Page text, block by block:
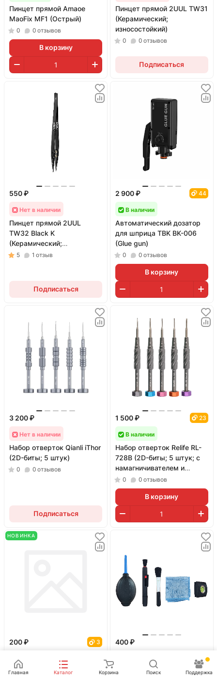
Пинцет прямой Amaoe
MaoFix MF1 (Острый)
0 0 отзывов
В корзину
Пинцет прямой 2UUL TW31
(Керамический;
износостойкий)
0 0 отзывов
Подписаться
550 ₽
Нет в наличии
Пинцет прямой 2UUL
TW32 Black K
(Керамический;
антистатический; плоский)
5 1 отзыв
Подписаться
2 900 ₽ 44
В наличии
Автоматический дозатор
для шприца TBK BK-006
(Glue gun)
0 0 отзывов
В корзину
3 200 ₽
Нет в наличии
Набор отверток Qianli iThor
(2D-биты; 5 штук)
0 0 отзывов
Подписаться
1 500 ₽ 23
В наличии
Набор отверток Relife RL-
728B (2D-биты; 5 штук; с
намагничивателем и
присоской)
0 0 отзывов
В корзину
НОВИНКА
200 ₽ 3
В наличии
Пинцет прямой JCID SW-
400 ₽
Нет в наличии
Набор для очистки
Главная Каталог Корзина Поиск Поддержка